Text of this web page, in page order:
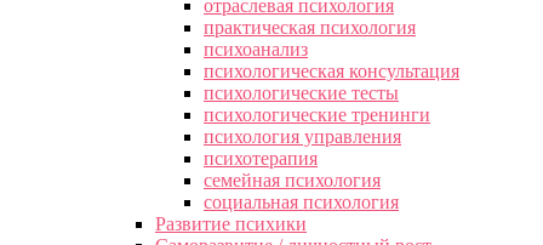
отраслевая психология
практическая психология
психоанализ
психологическая консультация
психологические тесты
психологические тренинги
психология управления
психотерапия
семейная психология
социальная психология
Развитие психики